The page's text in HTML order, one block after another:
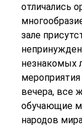
отличались
зале
незнакомых
вечера, все
обучающие
народов